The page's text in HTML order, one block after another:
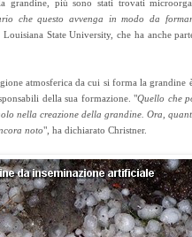
grandine, più sono stati trovati
che questo avvenga in modo da
Louisiana State University, che ha anche
atmosferica da cui si forma la grandine
della sua formazione. "Quello che
nella creazione della grandine. Ora,
noto", ha dichiarato Christner.